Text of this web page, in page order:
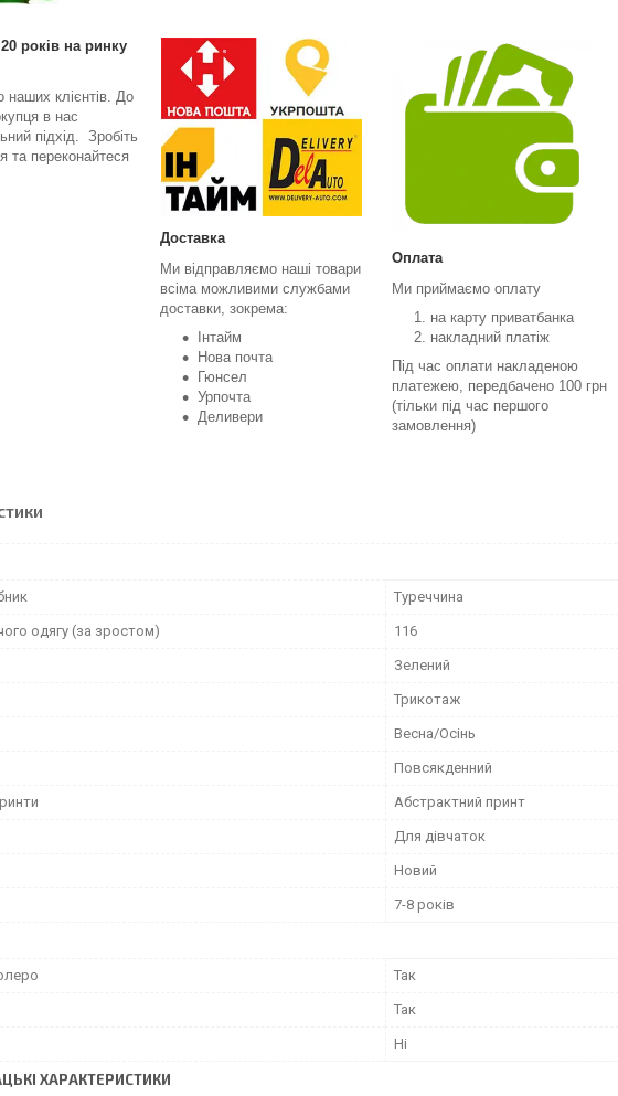
років на ринку
наших клієнтів. До
в нас
підхід. Зробіть
та переконайтеся
Доставка
Ми відправляємо наші товари
всіма можливими службами
доставки, зокрема:
Інтайм
Нова почта
Гюнсел
Урпочта
Деливери
Оплата
Ми приймаємо оплату
на карту приватбанка
накладний платіж
Під час оплати накладеною
платежею, передбачено 100 грн
(тільки під час першого
замовлення)
Туреччина
одягу (за зростом) 116
Зелений
Трикотаж
Весна/Осінь
Повсякденний
Абстрактний принт
Для дівчаток
Новий
7-8 років
Так
Так
Ні
ХАРАКТЕРИСТИКИ